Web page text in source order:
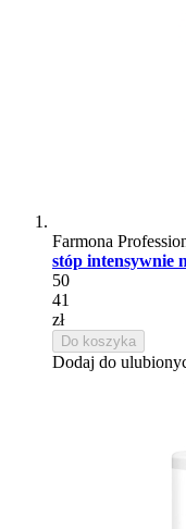
Farmona
stóp intensywnie
50
41
zł
Do koszyka
Dodaj do